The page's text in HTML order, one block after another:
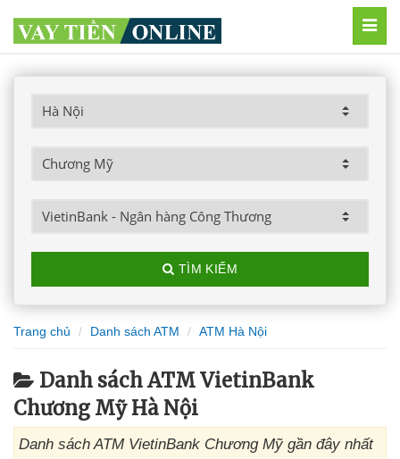
TÌM KIẾM
Trang chủ Danh sách ATM ATM Hà Nội
Danh sách ATM VietinBank
Chương Mỹ Hà Nội
Danh sách ATM VietinBank Chương Mỹ gần đây nhất